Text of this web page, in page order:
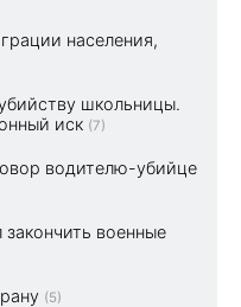
населения,
школьницы.
иск (7)
водителю-убийце
военные
(5)